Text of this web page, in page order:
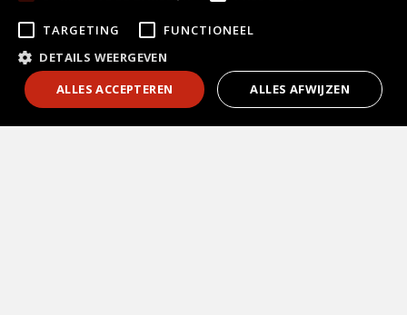
1
Contact
TARGETING
FUNCTIONEEL
DETAILS WEERGEVEN
ALLES ACCEPTEREN
ALLES AFWIJZEN